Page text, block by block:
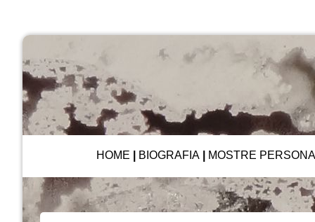
HOME BIOGRAFIA MOSTRE